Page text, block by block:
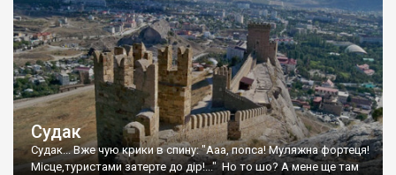
Судак
Судак... Вже чую крики в спину: "Ааа, попса! Муляжна фортеця!
Місце,туристами затерте до дір!..." Но то шо? А мене ще там